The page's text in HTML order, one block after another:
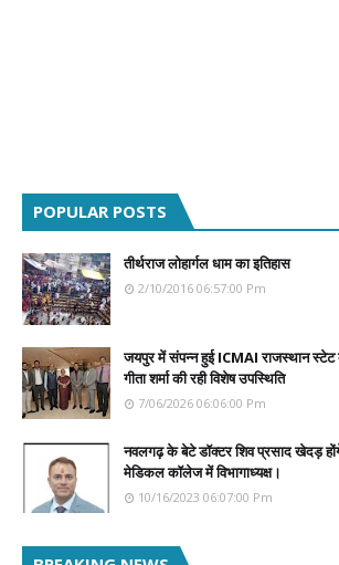
POPULAR POSTS
तीर्थराज लोहार्गल धाम का इतिहास
2/10/2016 06:57:00 Pm
जयपुर में संपन्न हुई ICMAI राजस्थान
गीता शर्मा की रही विशेष उपस्थिति
7/06/2026 06:06:00 Pm
नवलगढ़ के बेटे डॉक्टर शिव प्रसाद खेदड़ होंगे
मेडिकल कॉलेज में विभागाध्यक्ष।
10/16/2023 06:07:00 Pm